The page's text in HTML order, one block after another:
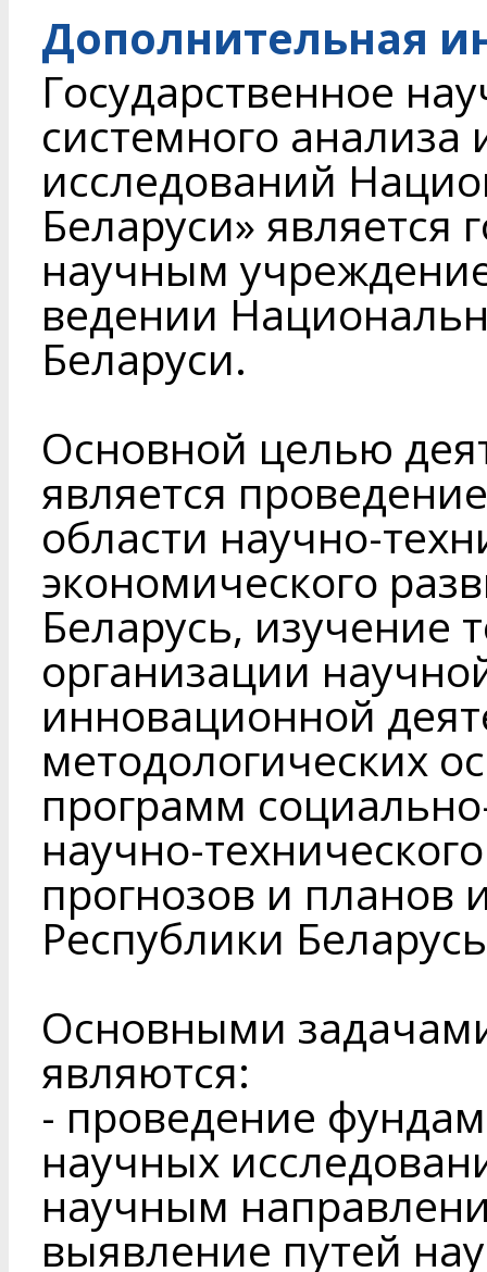
Дополнительная
Государственное
системного анализа
исследований
Беларуси» является
научным
ведении
Беларуси.
Основной целью
является
области научно-
экономического
Беларусь, изучение
организации
инновационной
методологических
программ
научно-
прогнозов и планов
Республики
Основными
являются:
- проведение
научных
научным
выявление путей